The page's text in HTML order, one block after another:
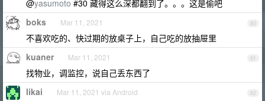
@yasumoto #30 藏得这么深都翻到了。。。这是偷吧
80
boks Mar 11, 2021
不喜欢吃的、快过期的放桌子上，自己吃的放抽屉里
81
kuaner Mar 11, 2021
找物业，调监控，说自己丢东西了
82
likai Mar 11, 2021 via Android